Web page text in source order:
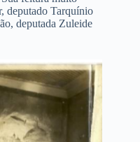
deputado Tarquínio
deputada Zuleide